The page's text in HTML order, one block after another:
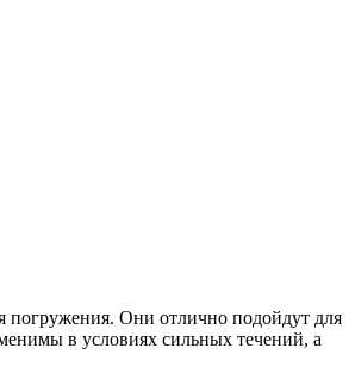
погружения. Они отлично подойдут для
в условиях сильных течений, а